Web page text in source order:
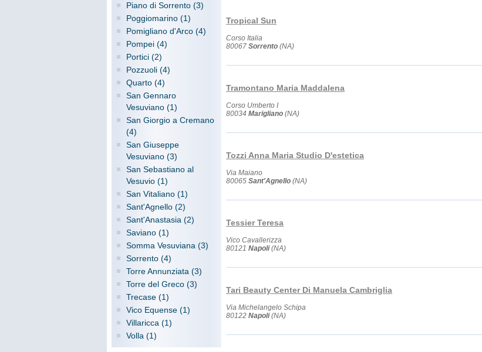
Piano di Sorrento (3)
Poggiomarino (1)
Pomigliano d'Arco (4)
Pompei (4)
Portici (2)
Pozzuoli (4)
Quarto (4)
San Gennaro
Vesuviano (1)
San Giorgio a Cremano
(4)
San Giuseppe
Vesuviano (3)
San Sebastiano al
Vesuvio (1)
San Vitaliano (1)
Sant'Agnello (2)
Sant'Anastasia (2)
Saviano (1)
Somma Vesuviana (3)
Sorrento (4)
Torre Annunziata (3)
Torre del Greco (3)
Trecase (1)
Vico Equense (1)
Villaricca (1)
Volla (1)
Tropical Sun
Corso Italia
80067 Sorrento (NA)
Tramontano Maria Maddalena
Corso Umberto I
80034 Marigliano (NA)
Tozzi Anna Maria Studio D'estetica
Via Maiano
80065 Sant'Agnello (NA)
Tessier Teresa
Vico Cavallerizza
80121 Napoli(NA)
Tari Beauty Center Di Manuela Cambriglia
Via Michelangelo Schipa
80122 Napoli(NA)